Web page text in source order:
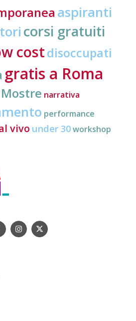
aspiranti
corsi gratuiti
costdisoccupati
gratis a Roma
Mostre narrativa
performance
vivo under 30workshop